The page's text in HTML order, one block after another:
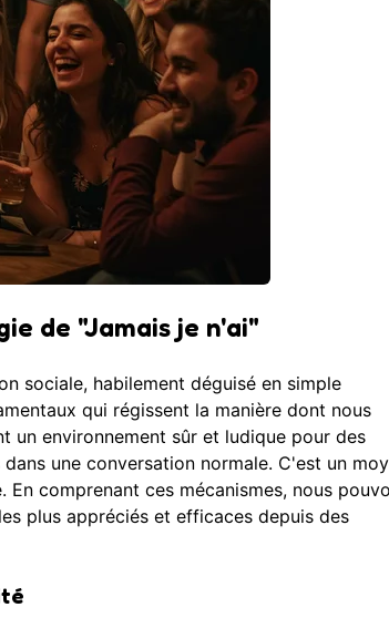
de "Jamais je n'ai"
sociale, habilement déguisé en simple
qui régissent la manière dont nous
un environnement sûr et ludique pour des
une conversation normale. C'est un
comprenant ces mécanismes, nous
les plus appréciés et efficaces depuis des